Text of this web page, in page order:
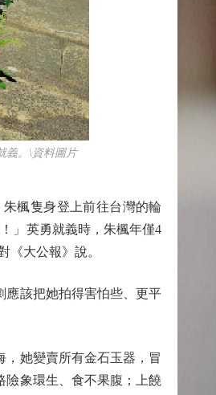
義。\資料圖片
楓隻身登上前往台灣的輪
」英勇就義時，朱楓年僅4
《大公報》說。
該把她拍得害怕些、更平
她變賣所有金石玉器，冒
險象環生、食不果腹；上饒